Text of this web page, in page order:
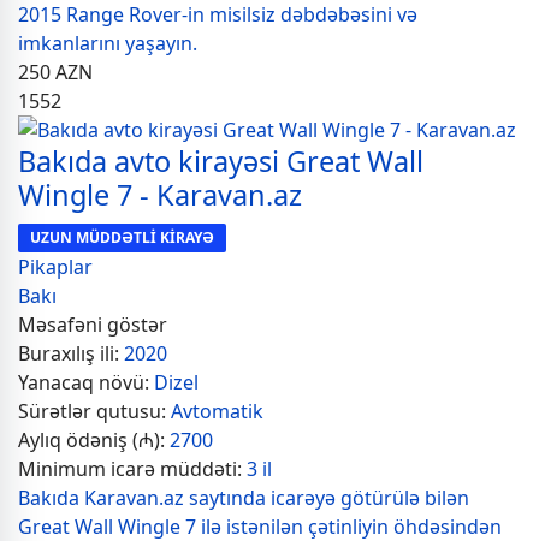
2015 Range Rover-in misilsiz dəbdəbəsini və
imkanlarını yaşayın.
250AZN
1552
Bakıda avto kirayəsi Great Wall
Wingle 7 - Karavan.az
UZUN MÜDDƏTLİ KİRAYƏ
Pikaplar
Bakı
Məsafəni göstər
Buraxılış ili: 2020
Yanacaq növü: Dizel
Sürətlər qutusu: Avtomatik
Aylıq ödəniş (₼): 2700
Minimum icarə müddəti: 3 il
Bakıda Karavan.az saytında icarəyə götürülə bilən
Great Wall Wingle 7 ilə istənilən çətinliyin öhdəsindən